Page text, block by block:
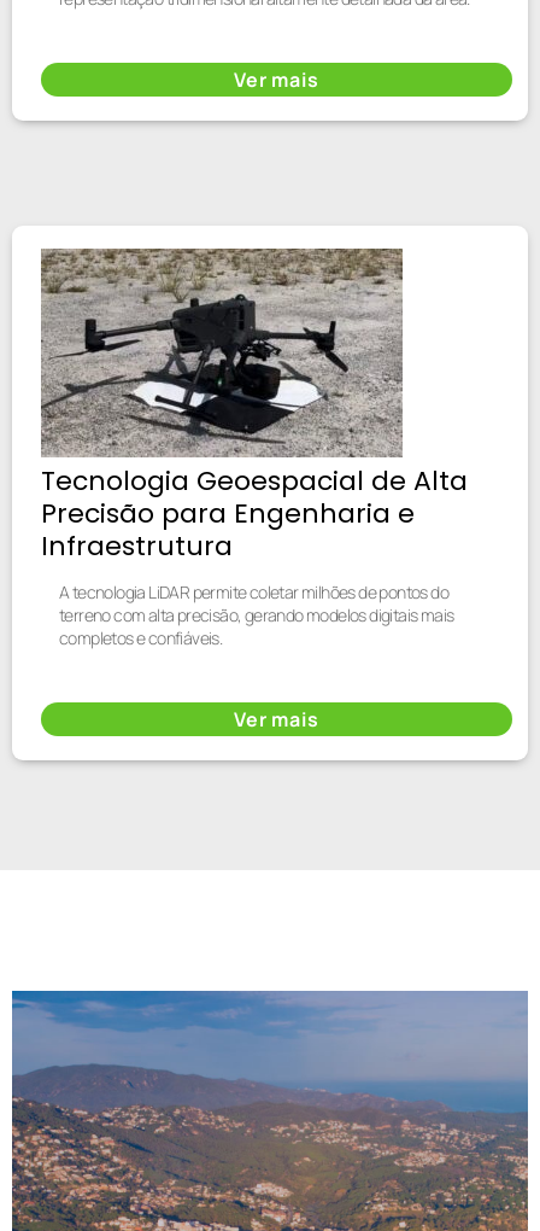
Ver mais
Tecnologia Geoespacial de Alta
Precisão para Engenharia e
Infraestrutura
A tecnologia LiDAR permite coletar milhões de pontos do
terreno com alta precisão, gerando modelos digitais mais
completos e confiáveis.
Ver mais